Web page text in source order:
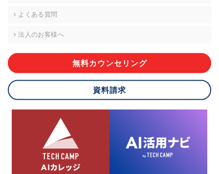
株式会社div 個人情報問合せ窓口
メールアドレス:privacy_policy@di-v.co.jp
ご本人様が当社に個人情報を提供されるかどうかは任意による
応ができない場合があります。
8.cookieにより取得・分析した情報とその利用について
当社は第三者が運営するデータ・マネジメント・プラットフォ
ームからcookieにより収集されたウェブの閲覧機歴及びその分
析結果を取得し、これをお客様の個人データと結びつけた上
で、広告配信等の目的で利用いたします。
よくある質問
法人のお客様へ
無料カウンセリング
資料請求